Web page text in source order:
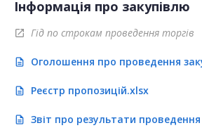
Інформація про закупівлю
open_in_new Гід по строкам проведення торгів
description Оголошення про проведення
description Реєстр пропозицій.xlsx
description Звіт про результати